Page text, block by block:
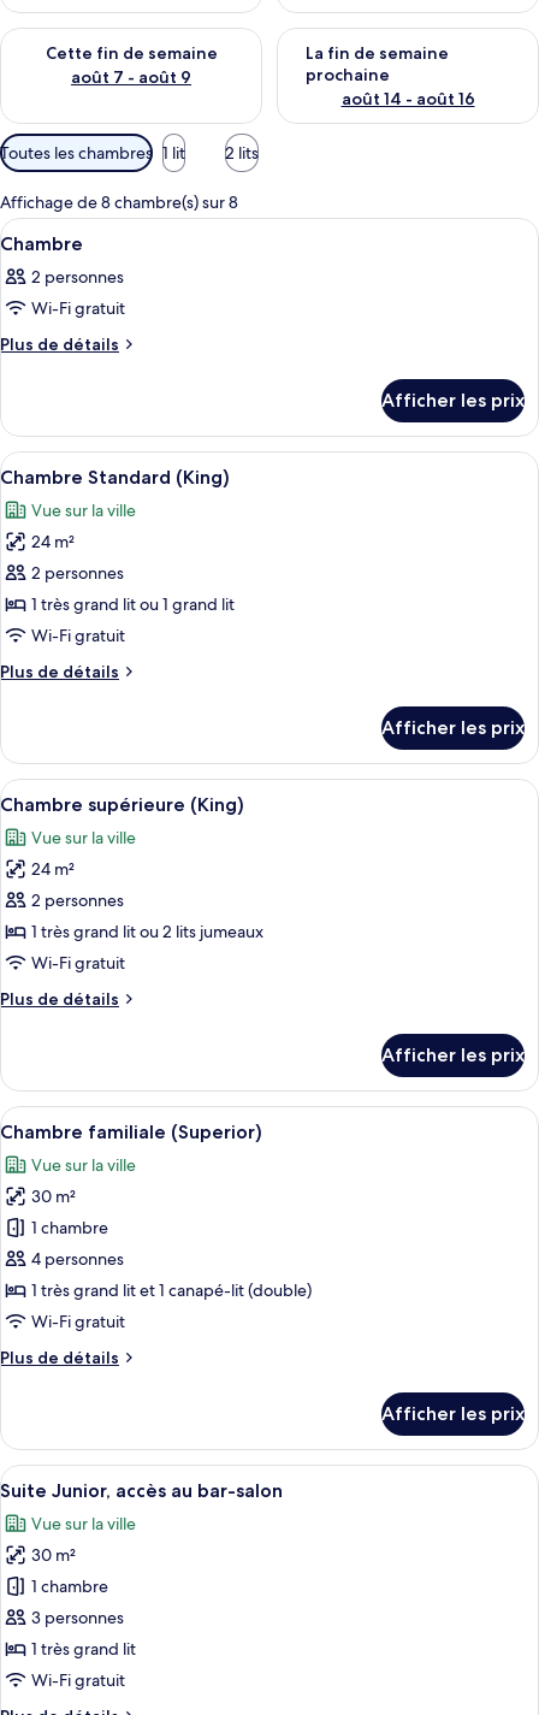
Cette fin de semaine
août 7 - août 9
Vérifier la disponibilité pour cette fin de semaine août 7 -
La fin de semaine
prochaine
août 14 - août 16
Vérifier la disponibilité pour
Filtres
disponibles
pour
les
chambres
Toutes les chambres 1 lit 2 lits
Affichage de 8 chambre(s) sur 8
Afficher
toutes
les
photos
pour
de
chambre :
Chambre
Une chambre d’hôtel avec un
4
Chambre
2 personnes
Wi-Fi gratuit
Plus de détails
Plus
Chambre
Afficher les prix
Afficher
toutes
les
photos
pour
ce
type
chambre :
(King)
Une chambre d’hôtel avec un grand
12
Chambre Standard (King)
Vue sur la ville
24 m²
2 personnes
1 très grand lit ou 1 grand lit
Wi-Fi gratuit
Plus de détails
Plus
Chambre
Standard
(King)
Afficher les prix
Afficher
toutes
les
photos
pour
ce
type
chambre :
(King)
Une chambre d’hôtel moderne
12
Chambre supérieure (King)
Vue sur la ville
24 m²
2 personnes
1 très grand lit ou 2 lits jumeaux
Wi-Fi gratuit
Plus de détails
Plus
Chambre
supérieure
(King)
Afficher les prix
Afficher
toutes
les
photos
pour
ce
type
de
chambre :
Chambre
Une chambre d’hôtel moderne
13
Chambre familiale (Superior)
Vue sur la ville
30 m²
1 chambre
4 personnes
1 très grand lit et 1 canapé-lit (double)
Wi-Fi gratuit
Plus de détails
Plus
Chambre
familiale
(Superior)
Afficher les prix
Afficher
toutes
les
photos
pour
ce
type
de
chambre :
Trois bouteilles de gel douche, de
20
Suite Junior, accès au bar-salon
Vue sur la ville
30 m²
1 chambre
3 personnes
1 très grand lit
Wi-Fi gratuit